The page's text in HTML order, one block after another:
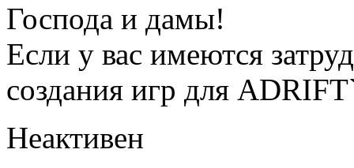
Господа и дамы!
Если у вас имеются
создания игр для
Неактивен